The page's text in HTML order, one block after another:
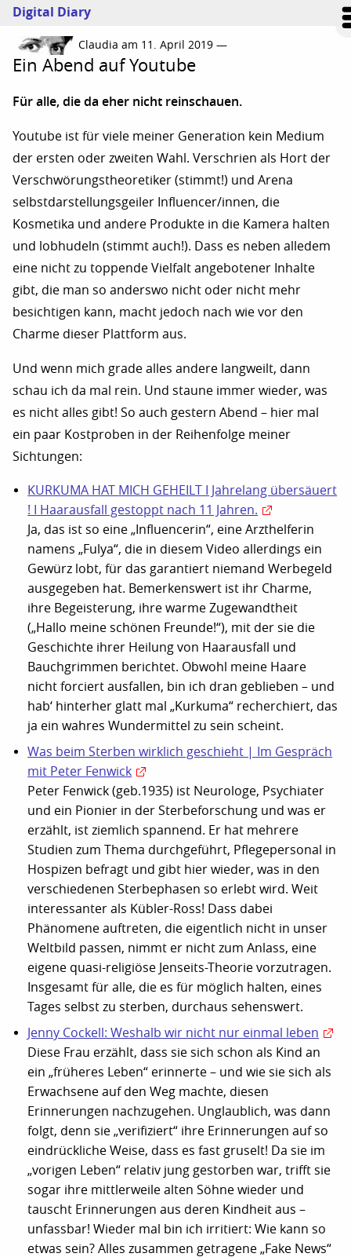
Digital Diary
Claudia am 11. April 2019 —
Ein Abend auf Youtube
Für alle, die da eher nicht reinschauen.
Youtube ist für viele meiner Generation kein Medium
der ersten oder zweiten Wahl. Verschrien als Hort der
Verschwörungstheoretiker (stimmt!) und Arena
selbstdarstellungsgeiler Influencer/innen, die
Kosmetika und andere Produkte in die Kamera halten
und lobhudeln (stimmt auch!). Dass es neben alledem
eine nicht zu toppende Vielfalt angebotener Inhalte
gibt, die man so anderswo nicht oder nicht mehr
besichtigen kann, macht jedoch nach wie vor den
Charme dieser Plattform aus.
Und wenn mich grade alles andere langweilt, dann
schau ich da mal rein. Und staune immer wieder, was
es nicht alles gibt! So auch gestern Abend – hier mal
ein paar Kostproben in der Reihenfolge meiner
Sichtungen:
KURKUMA HAT MICH GEHEILT I Jahrelang übersäuert
! I Haarausfall gestoppt nach 11 Jahren.
Ja, das ist so eine „Influencerin“, eine Arzthelferin
namens „Fulya“, die in diesem Video allerdings ein
Gewürz lobt, für das garantiert niemand Werbegeld
ausgegeben hat. Bemerkenswert ist ihr Charme,
ihre Begeisterung, ihre warme Zugewandtheit
(„Hallo meine schönen Freunde!“), mit der sie die
Geschichte ihrer Heilung von Haarausfall und
Bauchgrimmen berichtet. Obwohl meine Haare
nicht forciert ausfallen, bin ich dran geblieben – und
hab‘ hinterher glatt mal „Kurkuma“ recherchiert, das
ja ein wahres Wundermittel zu sein scheint.
Was beim Sterben wirklich geschieht | Im Gespräch
mit Peter Fenwick
Peter Fenwick (geb.1935) ist Neurologe, Psychiater
und ein Pionier in der Sterbeforschung und was er
erzählt, ist ziemlich spannend. Er hat mehrere
Studien zum Thema durchgeführt, Pflegepersonal in
Hospizen befragt und gibt hier wieder, was in den
verschiedenen Sterbephasen so erlebt wird. Weit
interessanter als Kübler-Ross! Dass dabei
Phänomene auftreten, die eigentlich nicht in unser
Weltbild passen, nimmt er nicht zum Anlass, eine
eigene quasi-religiöse Jenseits-Theorie vorzutragen.
Insgesamt für alle, die es für möglich halten, eines
Tages selbst zu sterben, durchaus sehenswert.
Jenny Cockell: Weshalb wir nicht nur einmal leben
Diese Frau erzählt, dass sie sich schon als Kind an
ein „früheres Leben“ erinnerte – und wie sie sich als
Erwachsene auf den Weg machte, diesen
Erinnerungen nachzugehen. Unglaublich, was dann
folgt, denn sie „verifiziert“ ihre Erinnerungen auf so
eindrückliche Weise, dass es fast gruselt! Da sie im
„vorigen Leben“ relativ jung gestorben war, trifft sie
sogar ihre mittlerweile alten Söhne wieder und
tauscht Erinnerungen aus deren Kindheit aus –
unfassbar! Wieder mal bin ich irritiert: Wie kann so
etwas sein? Alles zusammen getragene „Fake News“